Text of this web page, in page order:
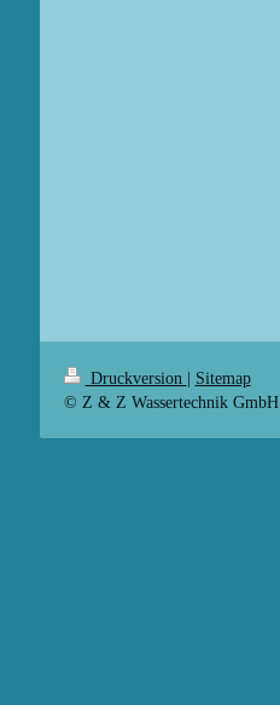
Druckversion | Sitemap
© Z & Z Wassertechnik GmbH